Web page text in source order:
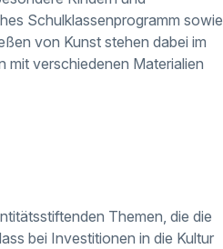
Schulklassenprogramm sowie
von Kunst stehen dabei im
mit verschiedenen Materialien
Themen, die die
bei Investitionen in die Kultur